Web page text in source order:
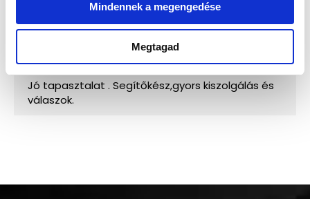
Mindennek a megengedése
Megtagad